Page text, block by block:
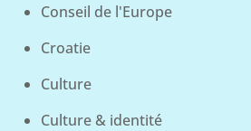
Conseil de l'Europe
Croatie
Culture
Culture & identité